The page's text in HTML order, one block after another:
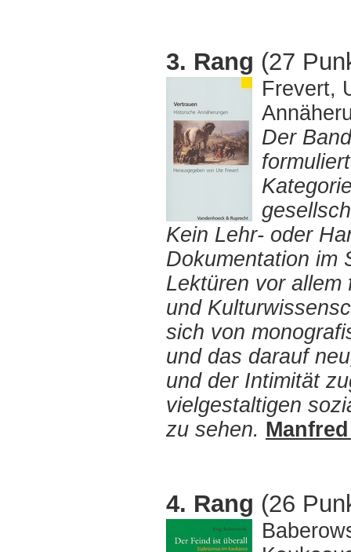
3. Rang (27
Frevert,
Der
Kein Lehr- oder
Dokumentation im
Lektüren vor allem
und
sich von
und das darauf
und der Intimität
vielgestaltigen
zu sehen.
4. Rang (26